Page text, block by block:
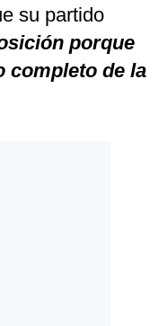
su partido
porque
completo de la